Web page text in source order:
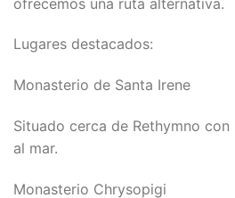
Lugares destacados:
Monasterio de Santa Irene
Situado cerca de Rethymno
al mar.
Monasterio Chrysopigi